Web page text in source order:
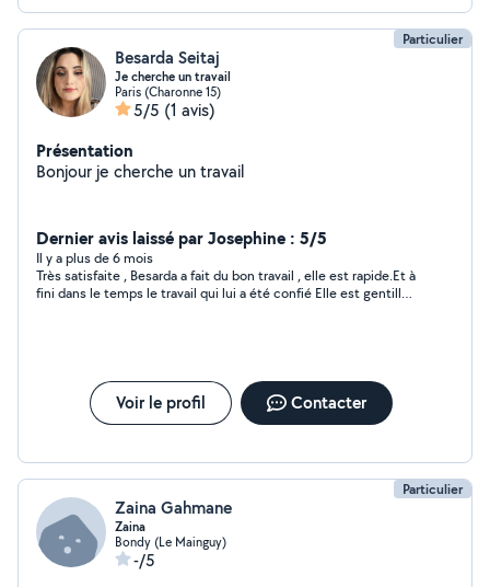
Particulier
Besarda Seitaj
Je cherche un travail
Paris (Charonne 15)
5/5 (1 avis)
Présentation
Bonjour je cherche un travail
Dernier avis laissé par Josephine : 5/5
Il y a plus de 6 mois
Très satisfaite , Besarda a fait du bon travail , elle est rapide.Et à
fini dans le temps le travail qui lui a été confié Elle est gentille
Voir le profil Contacter
Particulier
Zaina Gahmane
Zaina
Bondy (Le Mainguy)
-/5